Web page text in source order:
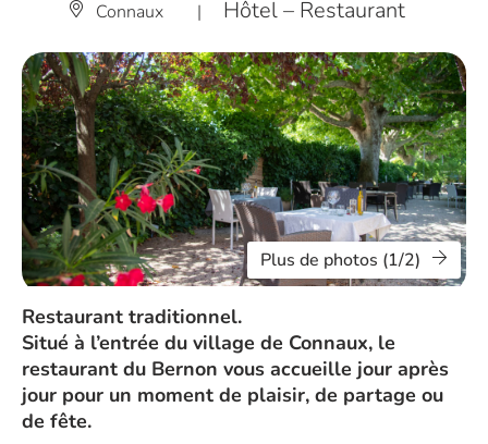
Connaux | Hôtel – Restaurant
Plus de photos (1/2)
Restaurant traditionnel.
Situé à l’entrée du village de Connaux, le
restaurant du Bernon vous accueille jour après
jour pour un moment de plaisir, de partage ou
de fête.